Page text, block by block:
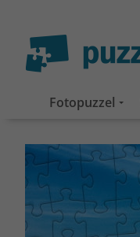
Fotopuzzel